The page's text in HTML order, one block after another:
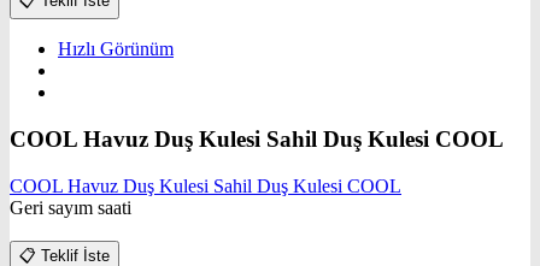
Hızlı Görünüm
COOL Havuz Duş Kulesi Sahil Duş Kulesi COOL
COOL Havuz Duş Kulesi Sahil Duş Kulesi COOL
Geri sayım saati
📋 Teklif İste